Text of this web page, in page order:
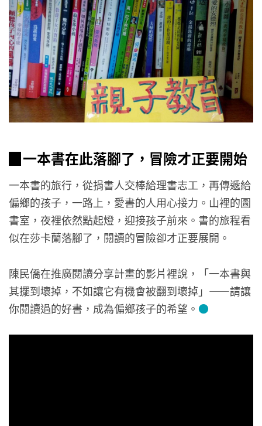
▉一本書在此落腳了，冒險才正要開始
一本書的旅行，從捐書人交棒給理書志工，再傳遞給
偏鄉的孩子，一路上，愛書的人用心接力。山裡的圖
書室，夜裡依然點起燈，迎接孩子前來。書的旅程看
似在莎卡蘭落腳了，閱讀的冒險卻才正要展開。
陳民僑在推廣閱讀分享計畫的影片裡說，「一本書與
其擺到壞掉，不如讓它有機會被翻到壞掉」——請讓
你閱讀過的好書，成為偏鄉孩子的希望。 ●